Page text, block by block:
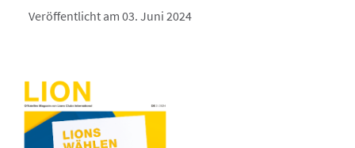
Veröffentlicht am 03. Juni 2024